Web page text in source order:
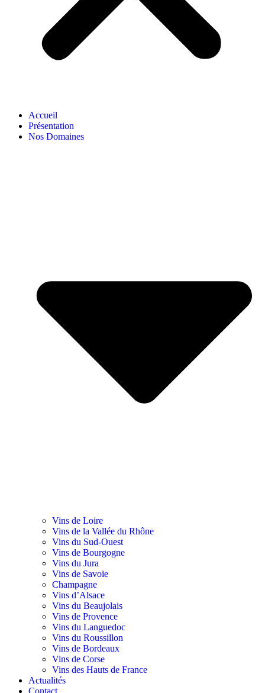
Accueil
Présentation
Nos Domaines
Vins de Loire
Vins de la Vallée du Rhône
Vins du Sud-Ouest
Vins de Bourgogne
Vins du Jura
Vins de Savoie
Champagne
Vins d’Alsace
Vins du Beaujolais
Vins de Provence
Vins du Languedoc
Vins du Roussillon
Vins de Bordeaux
Vins de Corse
Vins des Hauts de France
Actualités